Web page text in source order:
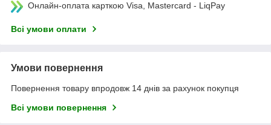
Онлайн-оплата карткою Visa, Mastercard - LiqPay
Всі умови оплати
Умови повернення
Повернення товару впродовж 14 днів за рахунок покупця
Всі умови повернення